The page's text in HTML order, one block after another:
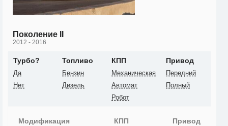
Поколение II
2012 - 2016
Турбо?
Да
Нет
Топливо
Бензин
Дизель
КПП
Механическая
Автомат
Робот
Привод
Передний
Полный
Модификация КПП Привод